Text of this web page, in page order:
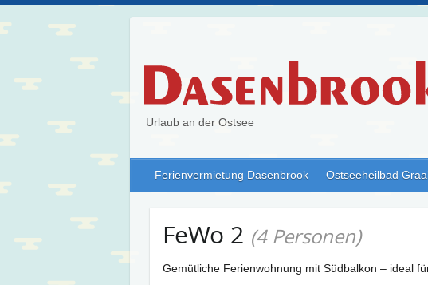
Urlaub an der Ostsee
Ferienvermietung Dasenbrook Ostseeheilbad
FeWo 2 (4 Personen)
Gemütliche Ferienwohnung mit Südbalkon – ideal